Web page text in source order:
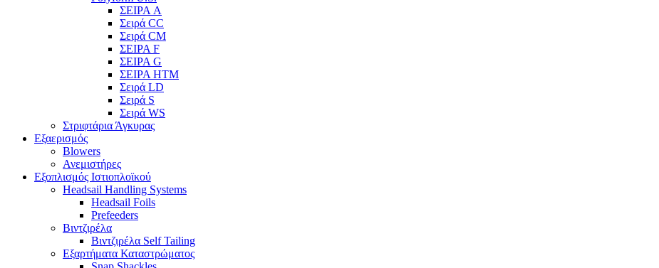
ΣΕΙΡΑ A
Σειρά CC
Σειρά CM
ΣΕΙΡΑ F
ΣΕΙΡΑ G
ΣΕΙΡΑ HTM
Σειρά LD
Σειρά S
Σειρά WS
Στριφτάρια Άγκυρας
Εξαερισμός
Blowers
Ανεμιστήρες
Εξοπλισμός Ιστιοπλοϊκού
Headsail Handling Systems
Headsail Foils
Prefeeders
Βιντζιρέλα
Βιντζιρέλα Self Tailing
Εξαρτήματα Καταστρώματος